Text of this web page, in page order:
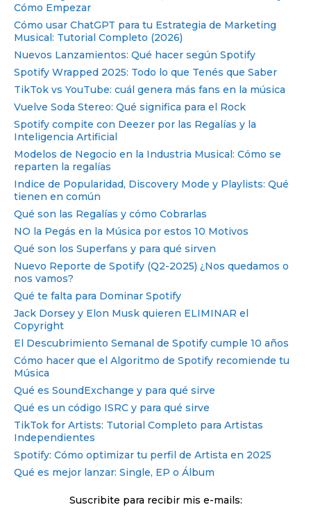
Cómo Empezar
Cómo usar ChatGPT para tu Estrategia de Marketing
Musical: Tutorial Completo (2026)
Nuevos Lanzamientos: Qué hacer según Spotify
Spotify Wrapped 2025: Todo lo que Tenés que Saber
TikTok vs YouTube: cuál genera más fans en la música
Vuelve Soda Stereo: Qué significa para el Rock
Spotify compite con Deezer por las Regalías y la
Inteligencia Artificial
Modelos de Negocio en la Industria Musical: Cómo se
reparten la regalías
Indice de Popularidad, Discovery Mode y Playlists: Qué
tienen en común
Qué son las Regalías y cómo Cobrarlas
NO la Pegás en la Música por estos 10 Motivos
Qué son los Superfans y para qué sirven
Nuevo Reporte de Spotify (Q2-2025) ¿Nos quedamos o
nos vamos?
Qué te falta para Dominar Spotify
Jack Dorsey y Elon Musk quieren ELIMINAR el
Copyright
El Descubrimiento Semanal de Spotify cumple 10 años
Cómo hacer que el Algoritmo de Spotify recomiende tu
Música
Qué es SoundExchange y para qué sirve
Qué es un código ISRC y para qué sirve
TikTok for Artists: Tutorial Completo para Artistas
Independientes
Spotify: Cómo optimizar tu perfil de Artista en 2025
Qué es mejor lanzar: Single, EP o Álbum
Suscribite para recibir mis e-mails: